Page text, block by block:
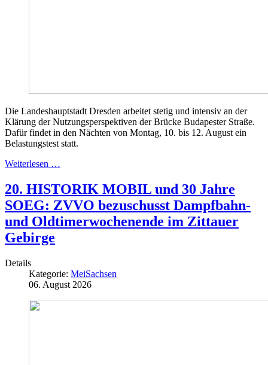
Die Landeshauptstadt Dresden arbeitet stetig und intensiv an der
Klärung der Nutzungsperspektiven der Brücke Budapester Straße.
Dafür findet in den Nächten von Montag, 10. bis 12. August ein
Belastungstest statt.
Weiterlesen …
20. HISTORIK MOBIL und 30 Jahre
SOEG: ZVVO bezuschusst Dampfbahn-
und Oldtimerwochenende im Zittauer
Gebirge
Details
Kategorie: MeiSachsen
06. August 2026